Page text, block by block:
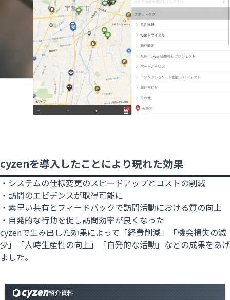
cyzenを導入したことにより現れた効果
・システムの仕様変更のスピードアップとコストの削減
・訪問のエビデンスが取得可能に
・素早い共有とフィードバックで訪問活動における質の向上
・自発的な行動を促し訪問効率が良くなった
cyzenで生み出した効果によって「経費削減」「機会損失の減
少」「人時生産性の向上」「自発的な活動」などの成果をあげ
ました。
紹介資料